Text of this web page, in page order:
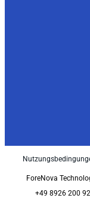
ForeNova
+49 8926 200